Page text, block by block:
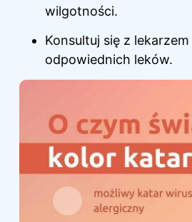
wilgotności.
Konsultuj się z
odpowiednich leków.